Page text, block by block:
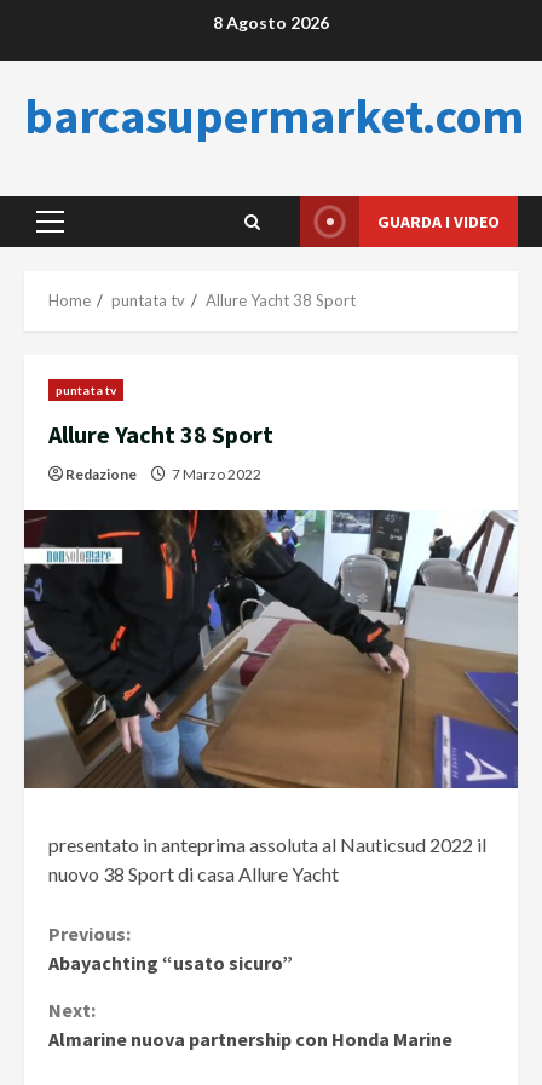
8 Agosto 2026
barcasupermarket.com
Primary
GUARDA I VIDEO
Home puntata tv Allure Yacht 38 Sport
puntata tv
Allure Yacht 38 Sport
Redazione 7 Marzo 2022
presentato in anteprima assoluta al Nauticsud 2022 il
nuovo 38 Sport di casa Allure Yacht
Continue
Reading
Previous:
Abayachting “usato sicuro”
Next:
Almarine nuova partnership con Honda Marine